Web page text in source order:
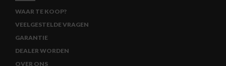
WAAR TE KOOP?
VEELGESTELDE VRAGEN
GARANTIE
DEALER WORDEN
OVER ONS